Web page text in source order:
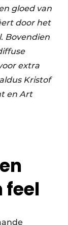
gloed van
door het
Bovendien
extra
Kristof
en Art
feel